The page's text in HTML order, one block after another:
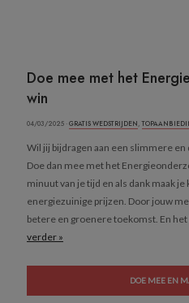
Doe mee met het
win
04/03/2025 ·GRATIS WEDSTRIJDEN,
Wil jij bijdragen aan een slimmere
Doe dan mee met het
minuut van je tijd en als dank maak
energiezuinige prijzen. Door jouw
betere en groenere toekomst. En het
verder »
DOE MEE EN